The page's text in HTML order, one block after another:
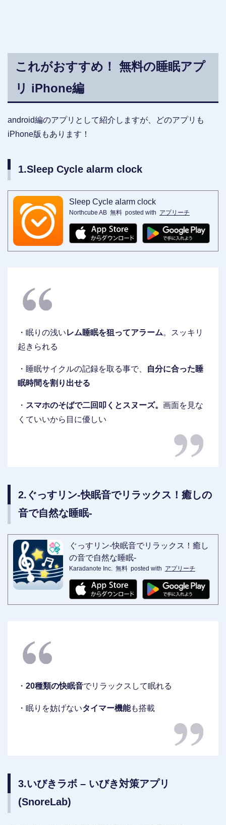
これがおすすめ！ 無料の睡眠アプ
リ iPhone編
android編のアプリとして紹介しますが、どのアプリも
iPhone版もあります！
1.Sleep Cycle alarm clock
Sleep Cycle alarm clock
Northcube AB 無料 posted with アプリーチ
・眠りの浅いレム睡眠を狙ってアラーム。スッキリ
起きられる
・睡眠サイクルの記録を取る事で、
自分に合った睡
眠時間を割り出せる
・ スマホのそばで二回叩くとスヌーズ。 画面を見な
くていいから目に優しい
2.ぐっすリン-快眠音でリラックス！癒しの
音で自然な睡眠-
ぐっすリン-快眠音でリラックス！癒し
の音で自然な睡眠-
Karadanote Inc. 無料 posted with アプリーチ
・ 20種類の快眠音でリラックスして眠れる
・眠りを妨げないタイマー機能も搭載
3.いびきラボ – いびき対策アプリ
(SnoreLab)